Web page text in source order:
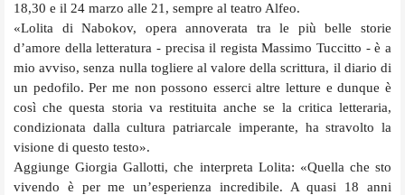
18,30 e il 24 marzo alle 21, sempre al teatro Alfeo.
«Lolita di Nabokov, opera annoverata tra le più belle storie
d’amore della letteratura - precisa il regista Massimo Tuccitto - è a
mio avviso, senza nulla togliere al valore della scrittura, il diario di
un pedofilo. Per me non possono esserci altre letture e dunque è
così che questa storia va restituita anche se la critica letteraria,
condizionata dalla cultura patriarcale imperante, ha stravolto la
visione di questo testo».
Aggiunge Giorgia Gallotti, che interpreta Lolita: «Quella che sto
vivendo è per me un’esperienza incredibile. A quasi 18 anni